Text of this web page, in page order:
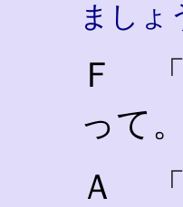
まし
Ｆ
って。
Ａ 「